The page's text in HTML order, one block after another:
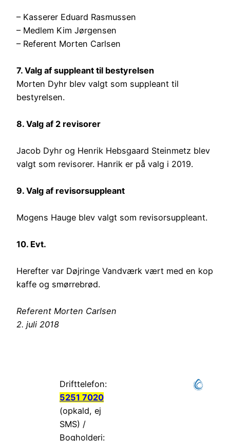
– Kasserer Eduard Rasmussen
– Medlem Kim Jørgensen
– Referent Morten Carlsen
7. Valg af suppleant til bestyrelsen
Morten Dyhr blev valgt som suppleant til
bestyrelsen.
8. Valg af 2 revisorer
Jacob Dyhr og Henrik Hebsgaard Steinmetz blev
valgt som revisorer. Hanrik er på valg i 2019.
9. Valg af revisorsuppleant
Mogens Hauge blev valgt som revisorsuppleant.
10. Evt.
Herefter var Døjringe Vandværk vært med en kop
kaffe og smørrebrød.
Referent Morten Carlsen
2. juli 2018
Drifttelefon:
5251 7020
(opkald, ej
SMS) /
Bogholderi: